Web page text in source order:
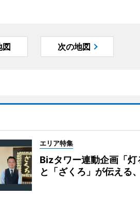
図 次の地図
エリア特集
Bizタワー連動企画「
と「ざくろ」が伝える